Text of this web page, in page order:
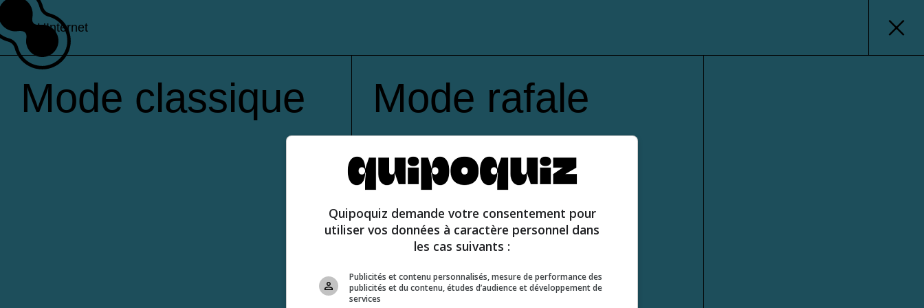
L’Internet
Mode classique Mode rafale
Quipoquiz demande votre consentement pour
utiliser vos données à caractère personnel dans
les cas suivants :
Publicités et contenu personnalisés, mesure de performance des
publicités et du contenu, études d’audience et développement de
services